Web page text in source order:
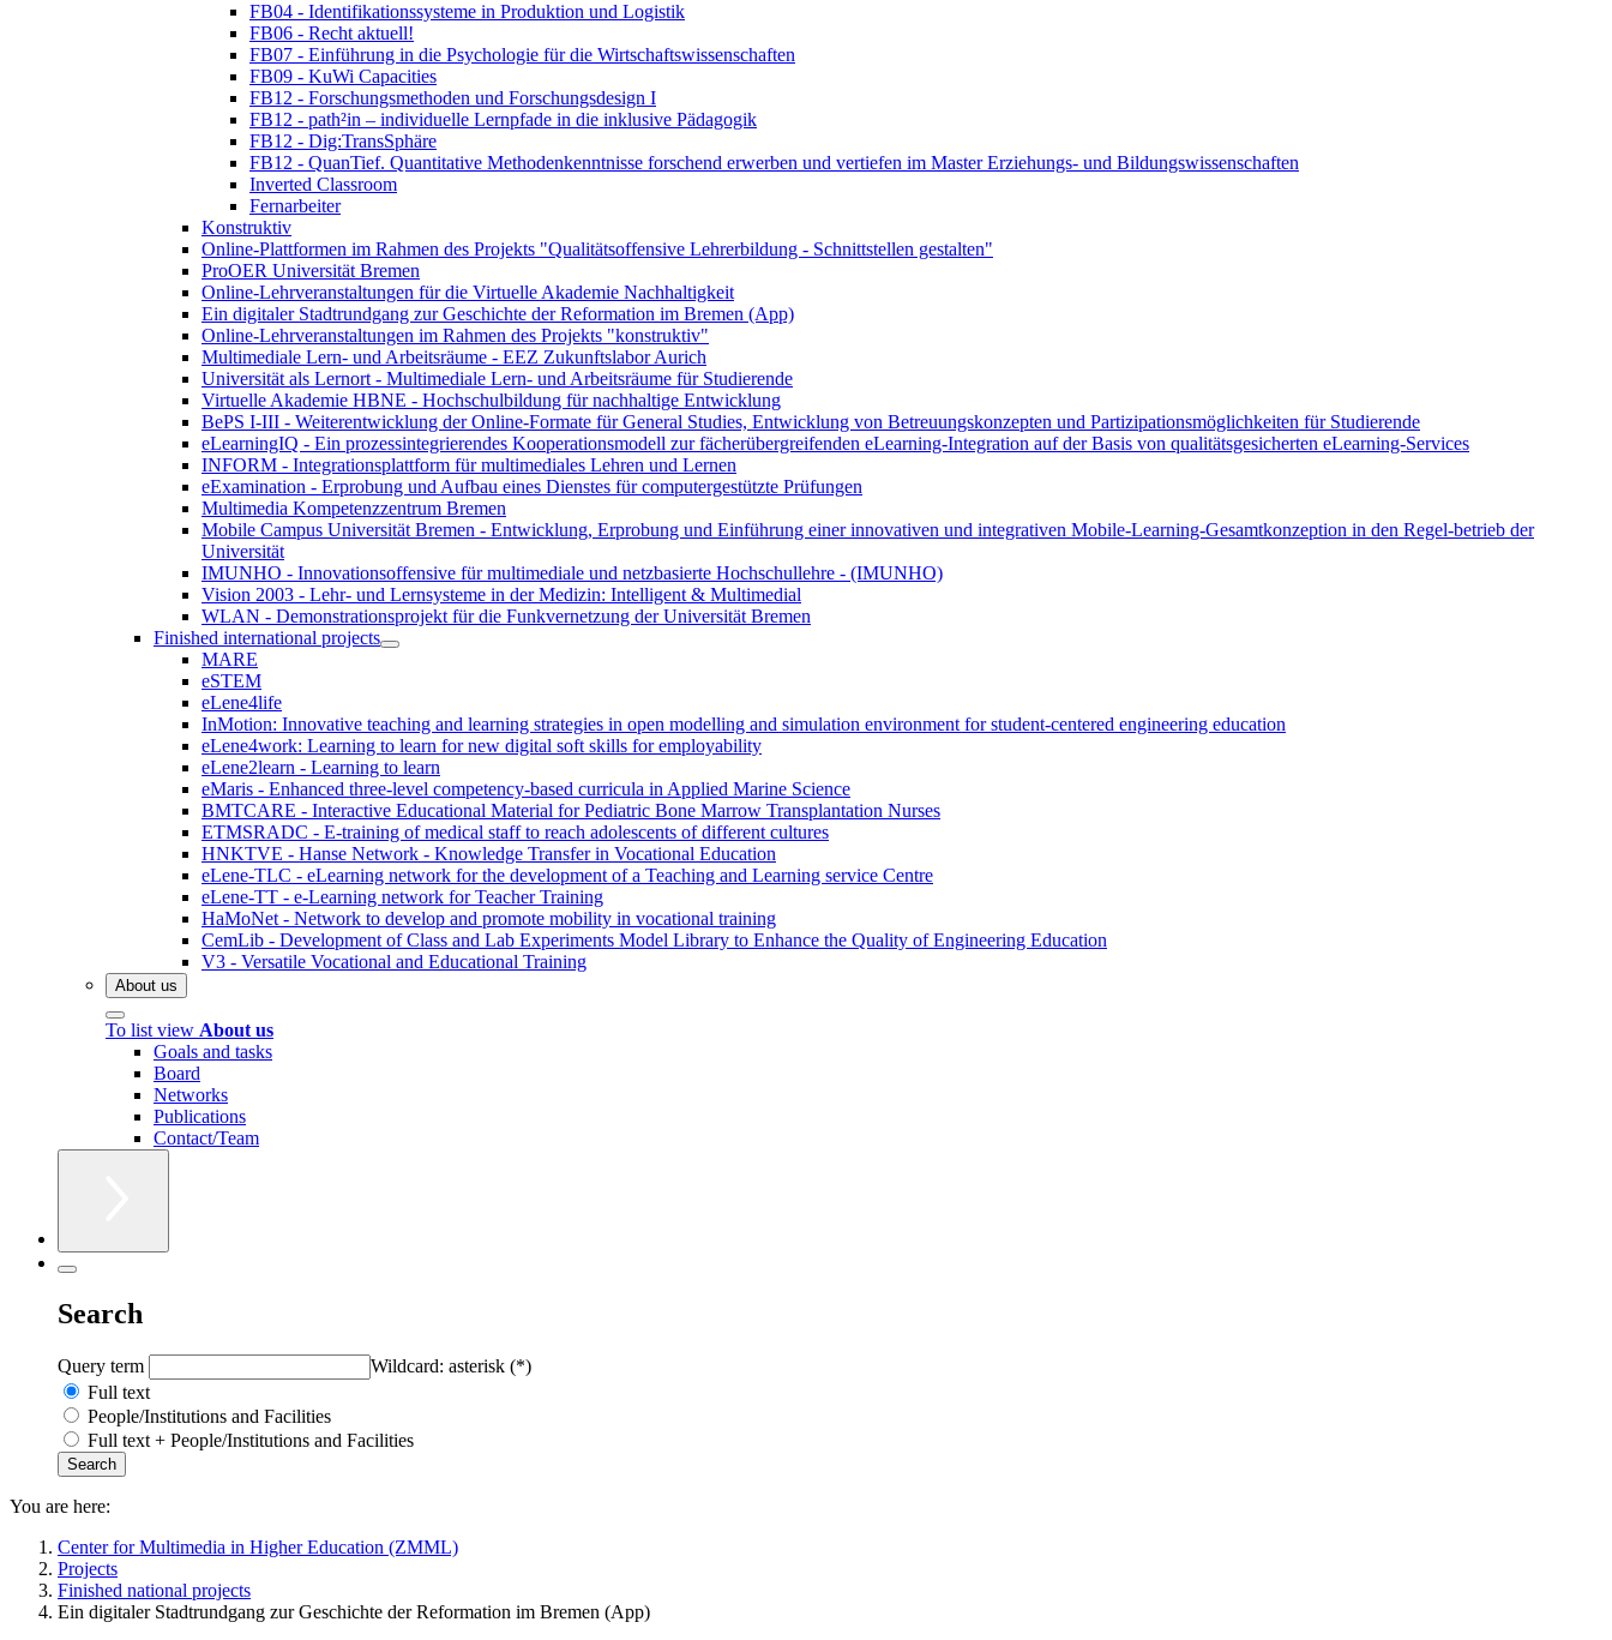
FB04 - Identifikationssysteme in Produktion und Logistik
FB06 - Recht aktuell!
FB07 - Einführung in die Psychologie für die Wirtschaftswissenschaften
FB09 - KuWi Capacities
FB12 - Forschungsmethoden und Forschungsdesign I
FB12 - path²in – individuelle Lernpfade in die inklusive Pädagogik
FB12 - Dig:TransSphäre
FB12 - QuanTief. Quantitative Methodenkenntnisse forschend erwerben und vertiefen im Master Erziehungs- und Bildungswissenschaften
Inverted Classroom
Fernarbeiter
Konstruktiv
Online-Plattformen im Rahmen des Projekts "Qualitätsoffensive Lehrerbildung - Schnittstellen gestalten"
ProOER Universität Bremen
Online-Lehrveranstaltungen für die Virtuelle Akademie Nachhaltigkeit
Ein digitaler Stadtrundgang zur Geschichte der Reformation im Bremen (App)
Online-Lehrveranstaltungen im Rahmen des Projekts "konstruktiv"
Multimediale Lern- und Arbeitsräume - EEZ Zukunftslabor Aurich
Universität als Lernort - Multimediale Lern- und Arbeitsräume für Studierende
Virtuelle Akademie HBNE - Hochschulbildung für nachhaltige Entwicklung
BePS I-III - Weiterentwicklung der Online-Formate für General Studies, Entwicklung von Betreuungskonzepten und Partizipationsmöglichkeiten für Studierende
eLearningIQ - Ein prozessintegrierendes Kooperationsmodell zur fächerübergreifenden eLearning-Integration auf der Basis von qualitätsgesicherten eLearning-Services
INFORM - Integrationsplattform für multimediales Lehren und Lernen
eExamination - Erprobung und Aufbau eines Dienstes für computergestützte Prüfungen
Multimedia Kompetenzzentrum Bremen
Mobile Campus Universität Bremen - Entwicklung, Erprobung und Einführung einer innovativen und integrativen Mobile-Learning-Gesamtkonzeption in den Regel-betrieb der
Universität
IMUNHO - Innovationsoffensive für multimediale und netzbasierte Hochschullehre - (IMUNHO)
Vision 2003 - Lehr- und Lernsysteme in der Medizin: Intelligent & Multimedial
WLAN - Demonstrationsprojekt für die Funkvernetzung der Universität Bremen
Finished international projects
MARE
eSTEM
eLene4life
InMotion: Innovative teaching and learning strategies in open modelling and simulation environment for student-centered engineering education
eLene4work: Learning to learn for new digital soft skills for employability
eLene2learn - Learning to learn
eMaris - Enhanced three-level competency-based curricula in Applied Marine Science
BMTCARE - Interactive Educational Material for Pediatric Bone Marrow Transplantation Nurses
ETMSRADC - E-training of medical staff to reach adolescents of different cultures
HNKTVE - Hanse Network - Knowledge Transfer in Vocational Education
eLene-TLC - eLearning network for the development of a Teaching and Learning service Centre
eLene-TT - e-Learning network for Teacher Training
HaMoNet - Network to develop and promote mobility in vocational training
CemLib - Development of Class and Lab Experiments Model Library to Enhance the Quality of Engineering Education
V3 - Versatile Vocational and Educational Training
About us
To list view About us
Goals and tasks
Board
Networks
Publications
Contact/Team
Search
Query term
Wildcard: asterisk (*)
Full text
People/Institutions and Facilities
Full text + People/Institutions and Facilities
You are here:
Center for Multimedia in Higher Education (ZMML)
Projects
Finished national projects
Ein digitaler Stadtrundgang zur Geschichte der Reformation im Bremen (App)